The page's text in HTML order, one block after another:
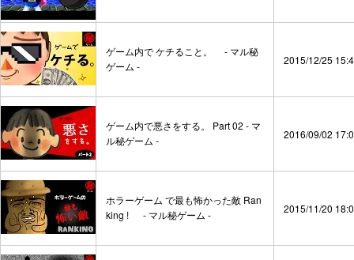
ゲーム内で ケチること。 - マル秘
ゲーム -
2015/12/25
ゲーム内で悪さをする。 Part 02 - マ
ル秘ゲーム -
2016/09/02
ホラーゲーム で最も怖かった敵 Ran
king ! - マル秘ゲーム -
2015/11/20